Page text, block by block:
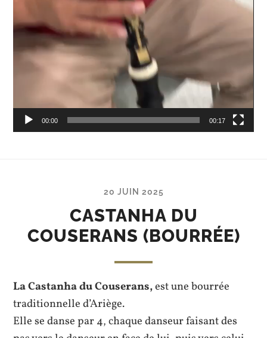
00:00 00:17
20 JUIN 2025
CASTANHA DU
COUSERANS (BOURRÉE)
La Castanha du Couserans,est une bourrée
traditionnelle d’Ariège.
Elle se danse par 4, chaque danseur faisant des